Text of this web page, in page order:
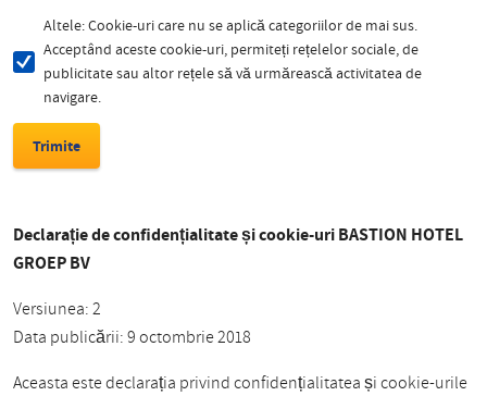
Altele: Cookie-uri care nu se aplică categoriilor de mai sus.
Acceptând aceste cookie-uri, permiteți rețelelor sociale, de
publicitate sau altor rețele să vă urmărească activitatea de
navigare.
Declarație de confidențialitate și cookie-uri BASTION HOTEL
GROEP BV
Versiunea: 2
Data publicării: 9 octombrie 2018
Aceasta este declarația privind confidențialitatea și cookie-urile